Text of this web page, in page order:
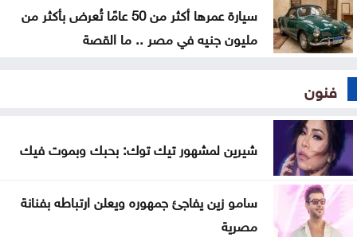
سيارة عمرها أكثر من 50 عامًا تُعرض بأكثر من
مليون جنيه في مصر .. ما القصة
فنون
شيرين لمشهور تيك توك: بحبك وبموت فيك
سامو زين يفاجئ جمهوره ويعلن ارتباطه بفنانة
مصرية